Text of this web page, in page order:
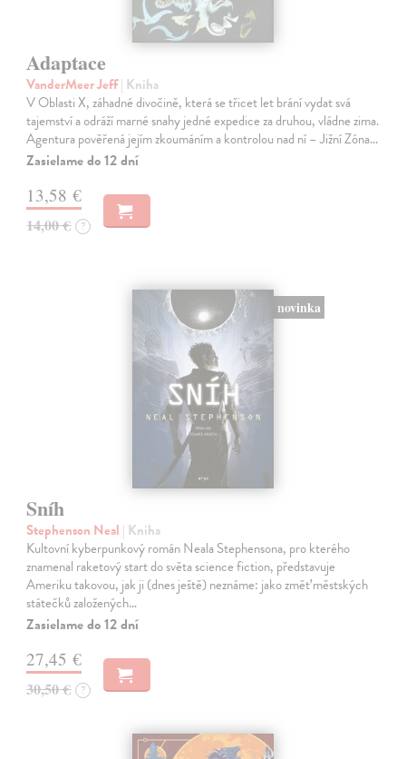
Adaptace
VanderMeer Jeff| Kniha
V Oblasti X, záhadné divočině, která se třicet let brání vydat svá
tajemství a odráží marné snahy jedné expedice za druhou, vládne zima.
Agentura pověřená jejím zkoumáním a kontrolou nad ní – Jižní Zóna…
Zasielame do 12 dní
13,58 €
14,00 € ?
novinka
Sníh
Stephenson Neal | Kniha
Kultovní kyberpunkový román Neala Stephensona, pro kterého
znamenal raketový start do světa science fiction, představuje
Ameriku takovou, jak ji (dnes ještě) neznáme: jako změť městských
státečků založených…
Zasielame do 12 dní
27,45 €
30,50 € ?